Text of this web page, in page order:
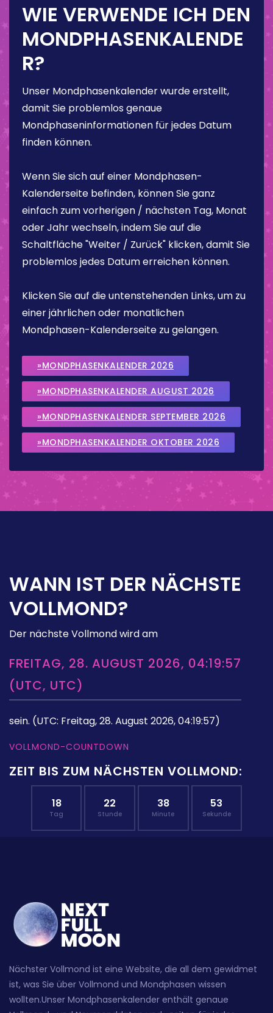
WIE VERWENDE ICH DEN
MONDPHASENKALENDE
R?
Unser Mondphasenkalender wurde erstellt,
damit Sie problemlos genaue
Mondphaseninformationen für jedes Datum
finden können.
Wenn Sie sich auf einer Mondphasen-
Kalenderseite befinden, können Sie ganz
einfach zum vorherigen / nächsten Tag, Monat
oder Jahr wechseln, indem Sie auf die
Schaltfläche "Weiter / Zurück" klicken, damit Sie
problemlos jedes Datum erreichen können.
Klicken Sie auf die untenstehenden Links, um zu
einer jährlichen oder monatlichen
Mondphasen-Kalenderseite zu gelangen.
»MONDPHASENKALENDER 2026
»MONDPHASENKALENDER AUGUST 2026
»MONDPHASENKALENDER SEPTEMBER 2026
»MONDPHASENKALENDER OKTOBER 2026
WANN IST DER NÄCHSTE
VOLLMOND?
Der nächste Vollmond wird am
FREITAG, 28. AUGUST 2026, 04:19:57
(UTC, UTC)
sein. (UTC: Freitag, 28. August 2026, 04:19:57)
VOLLMOND-COUNTDOWN
ZEIT BIS ZUM NÄCHSTEN VOLLMOND:
18
Tag
22
Stunde
38
Minute
52
Sekunde
Nächster Vollmond ist eine Website, die all dem gewidmet
ist, was Sie über Vollmond und Mondphasen wissen
wollten.Unser Mondphasenkalender enthält genaue